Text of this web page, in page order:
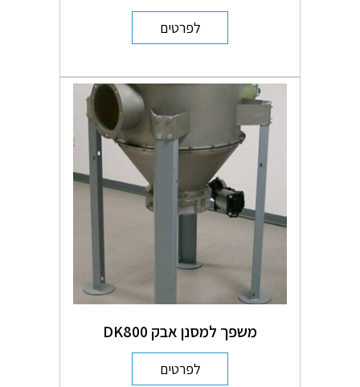
לפרטים
משפך למסנן אבק DK800
לפרטים